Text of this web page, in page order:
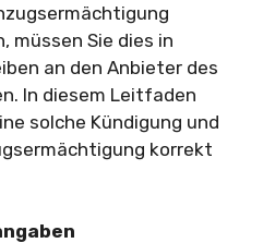
müssen Sie dies in
an den Anbieter des
In diesem Leitfaden
solche Kündigung und
korrekt